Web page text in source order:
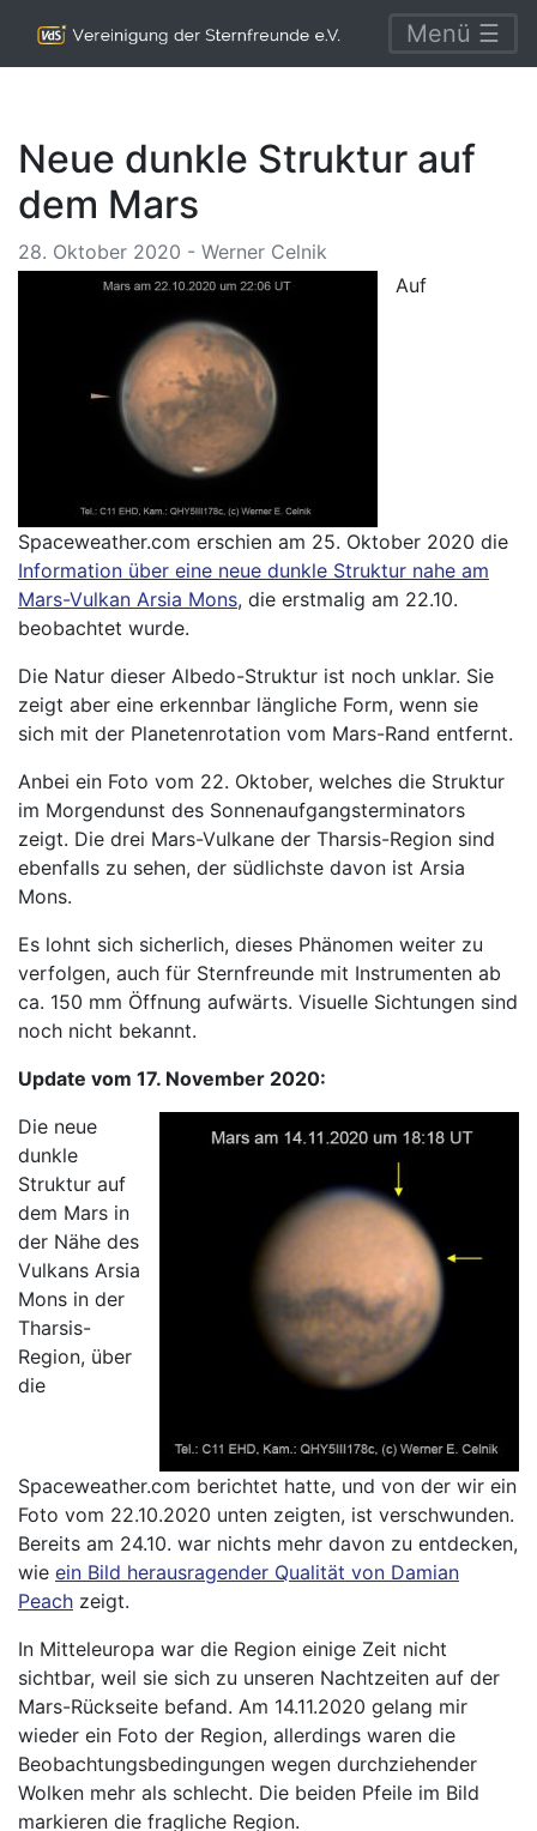
Menü ☰
Neue dunkle Struktur auf
dem Mars
28. Oktober 2020 - Werner Celnik
Auf
Spaceweather.com erschien am 25. Oktober 2020 die
Information über eine neue dunkle Struktur nahe am
Mars-Vulkan Arsia Mons, die erstmalig am 22.10.
beobachtet wurde.
Die Natur dieser Albedo-Struktur ist noch unklar. Sie
zeigt aber eine erkennbar längliche Form, wenn sie
sich mit der Planetenrotation vom Mars-Rand entfernt.
Anbei ein Foto vom 22. Oktober, welches die Struktur
im Morgendunst des Sonnenaufgangsterminators
zeigt. Die drei Mars-Vulkane der Tharsis-Region sind
ebenfalls zu sehen, der südlichste davon ist Arsia
Mons.
Es lohnt sich sicherlich, dieses Phänomen weiter zu
verfolgen, auch für Sternfreunde mit Instrumenten ab
ca. 150 mm Öffnung aufwärts. Visuelle Sichtungen sind
noch nicht bekannt.
Update vom 17. November 2020:
Die neue
dunkle
Struktur auf
dem Mars in
der Nähe des
Vulkans Arsia
Mons in der
Tharsis-
Region, über
die
Spaceweather.com berichtet hatte, und von der wir ein
Foto vom 22.10.2020 unten zeigten, ist verschwunden.
Bereits am 24.10. war nichts mehr davon zu entdecken,
wie ein Bild herausragender Qualität von Damian
Peach zeigt.
In Mitteleuropa war die Region einige Zeit nicht
sichtbar, weil sie sich zu unseren Nachtzeiten auf der
Mars-Rückseite befand. Am 14.11.2020 gelang mir
wieder ein Foto der Region, allerdings waren die
Beobachtungsbedingungen wegen durchziehender
Wolken mehr als schlecht. Die beiden Pfeile im Bild
markieren die fragliche Region.